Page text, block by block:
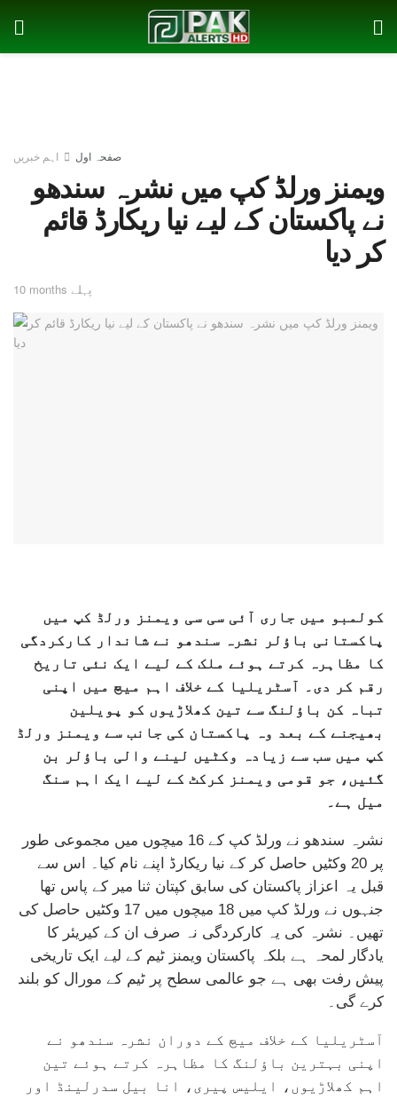
صفحہ اول اہم خبریں
ویمنز ورلڈ کپ میں نشرہ سندھو
نے پاکستان کے لیے نیا ریکارڈ قائم
کر دیا
10 months پہلے
کولمبو میں جاری آئی سی سی ویمنز ورلڈ کپ میں
پاکستانی باؤلر نشرہ سندھو نے شاندار کارکردگی
کا مظاہرہ کرتے ہوئے ملک کے لیے ایک نئی تاریخ
رقم کر دی۔ آسٹریلیا کے خلاف اہم میچ میں اپنی
تباہ کن باؤلنگ سے تین کھلاڑیوں کو پویلین
بھیجنے کے بعد وہ پاکستان کی جانب سے ویمنز ورلڈ
کپ میں سب سے زیادہ وکٹیں لینے والی باؤلر بن
گئیں، جو قومی ویمنز کرکٹ کے لیے ایک اہم سنگ
میل ہے۔
نشرہ سندھو نے ورلڈ کپ کے 16 میچوں میں مجموعی طور
پر 20 وکٹیں حاصل کر کے نیا ریکارڈ اپنے نام کیا۔ اس سے
قبل یہ اعزاز پاکستان کی سابق کپتان ثنا میر کے پاس تھا
جنہوں نے ورلڈ کپ میں 18 میچوں میں 17 وکٹیں حاصل کی
تھیں۔ نشرہ کی یہ کارکردگی نہ صرف ان کے کیریئر کا
یادگار لمحہ ہے بلکہ پاکستان ویمنز ٹیم کے لیے ایک تاریخی
پیش رفت بھی ہے جو عالمی سطح پر ٹیم کے مورال کو بلند
کرے گی۔
آسٹریلیا کے خلاف میچ کے دوران نشرہ سندھو نے
اپنی بہترین باؤلنگ کا مظاہرہ کرتے ہوئے تین
اہم کھلاڑیوں، ایلیس پیری، انا بیل سدرلینڈ اور